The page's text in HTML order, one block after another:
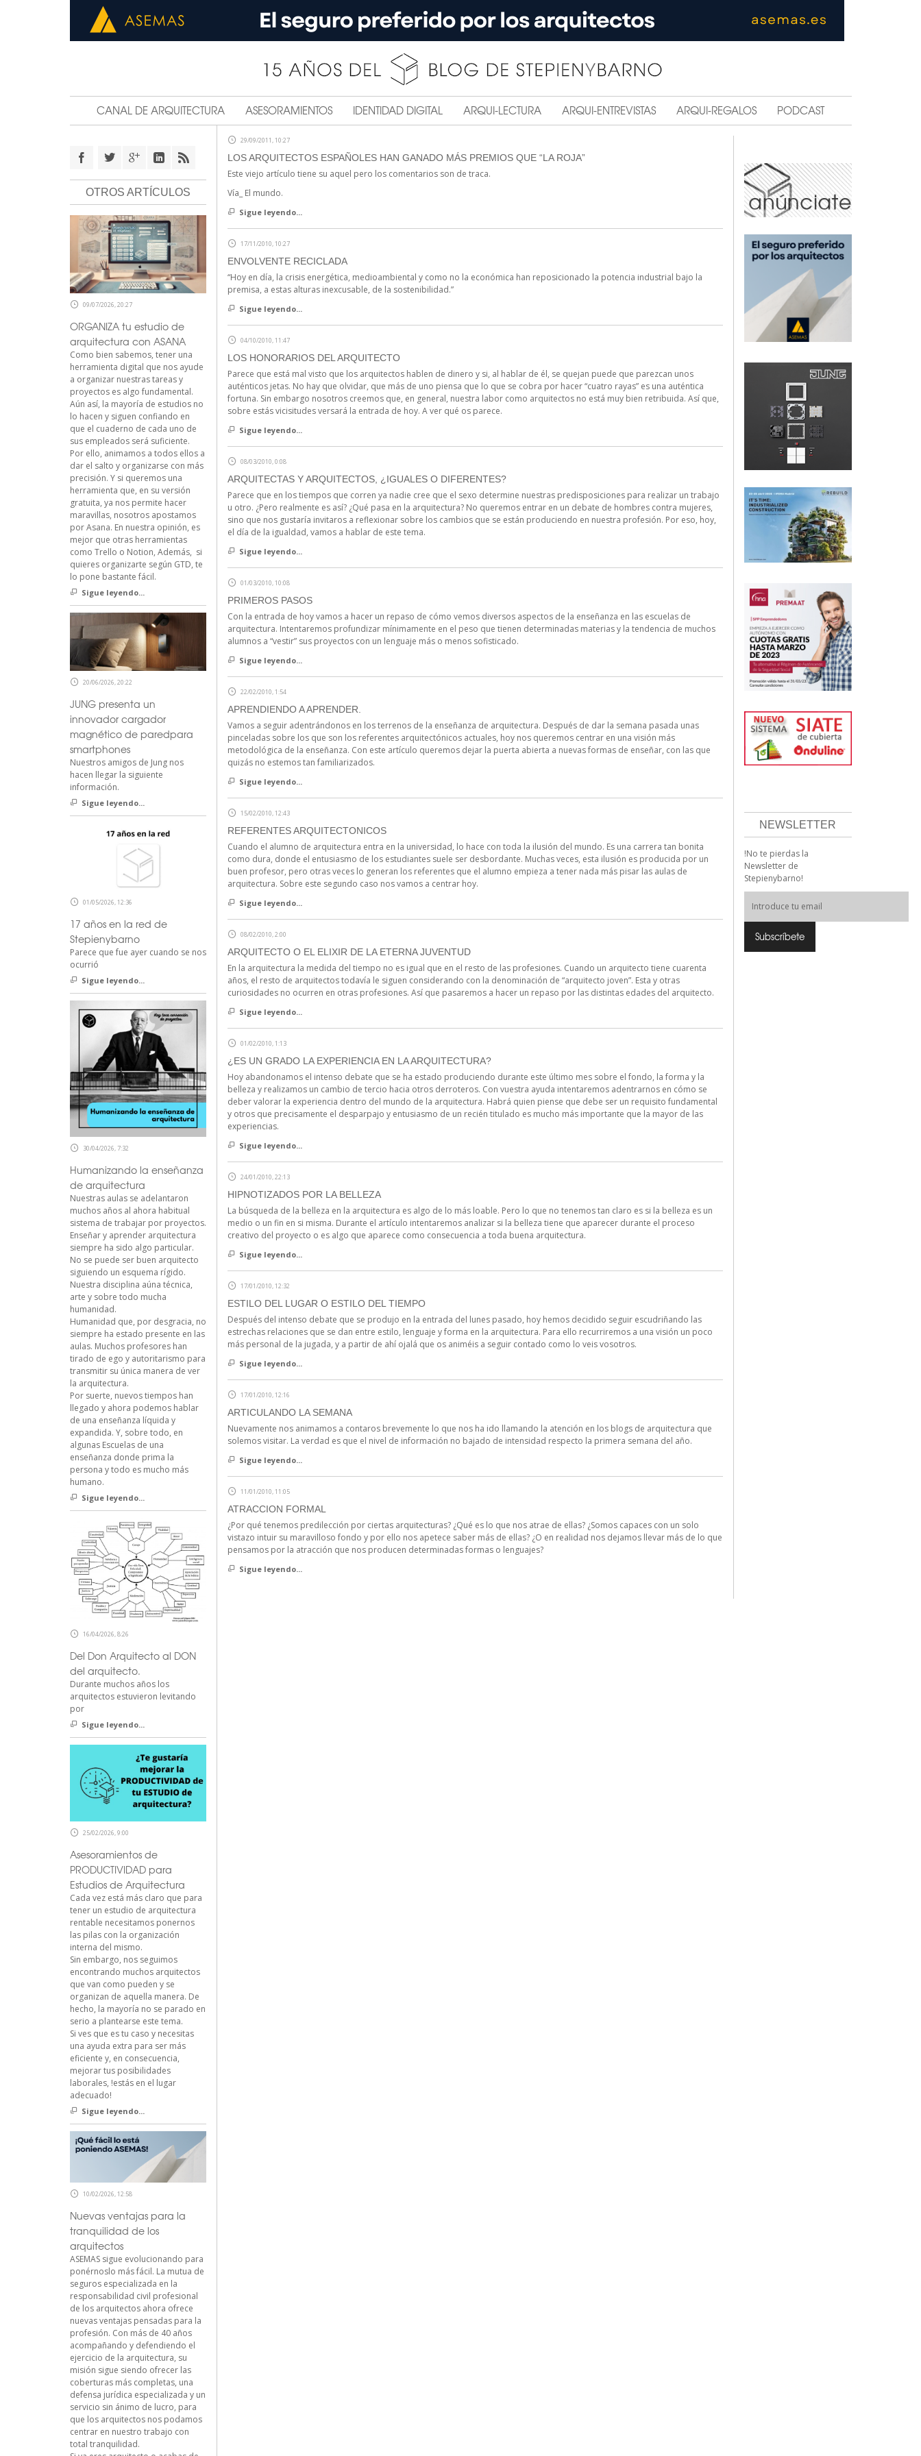
CANAL DE ARQUITECTURA ASESORAMIENTOS IDENTIDAD DIGITAL ARQUI-LECTURA ARQUI-ENTREVISTAS ARQUI-REGALOS PODCAST
29/09/2011, 10:27
LOS ARQUITECTOS ESPAÑOLES HAN GANADO MÁS PREMIOS QUE “LA ROJA”
Este viejo artículo tiene su aquel pero los comentarios son de traca.
Vía_ El mundo.
Sigue leyendo...
17/11/2010, 10:27
ENVOLVENTE RECICLADA
“Hoy en día, la crisis energética, medioambiental y como no la económica han reposicionado la potencia industrial bajo la
premisa, a estas alturas inexcusable, de la sostenibilidad.”
Sigue leyendo...
04/10/2010, 11:47
LOS HONORARIOS DEL ARQUITECTO
Parece que está mal visto que los arquitectos hablen de dinero y si, al hablar de él, se quejan puede que parezcan unos
auténticos jetas. No hay que olvidar, que más de uno piensa que lo que se cobra por hacer “cuatro rayas” es una auténtica
fortuna. Sin embargo nosotros creemos que, en general, nuestra labor como arquitectos no está muy bien retribuida. Así que,
sobre estás vicisitudes versará la entrada de hoy. A ver qué os parece.
Sigue leyendo...
08/03/2010, 0:08
ARQUITECTAS Y ARQUITECTOS, ¿IGUALES O DIFERENTES?
Parece que en los tiempos que corren ya nadie cree que el sexo determine nuestras predisposiciones para realizar un trabajo
u otro. ¿Pero realmente es así? ¿Qué pasa en la arquitectura? No queremos entrar en un debate de hombres contra mujeres,
sino que nos gustaría invitaros a reflexionar sobre los cambios que se están produciendo en nuestra profesión. Por eso, hoy,
el día de la igualdad, vamos a hablar de este tema.
Sigue leyendo...
01/03/2010, 10:08
PRIMEROS PASOS
Con la entrada de hoy vamos a hacer un repaso de cómo vemos diversos aspectos de la enseñanza en las escuelas de
arquitectura. Intentaremos profundizar mínimamente en el peso que tienen determinadas materias y la tendencia de muchos
alumnos a “vestir” sus proyectos con un lenguaje más o menos sofisticado.
Sigue leyendo...
22/02/2010, 1:54
APRENDIENDO A APRENDER.
Vamos a seguir adentrándonos en los terrenos de la enseñanza de arquitectura. Después de dar la semana pasada unas
pinceladas sobre los que son los referentes arquitectónicos actuales, hoy nos queremos centrar en una visión más
metodológica de la enseñanza. Con este artículo queremos dejar la puerta abierta a nuevas formas de enseñar, con las que
quizás no estemos tan familiarizados.
Sigue leyendo...
15/02/2010, 12:43
REFERENTES ARQUITECTONICOS
Cuando el alumno de arquitectura entra en la universidad, lo hace con toda la ilusión del mundo. Es una carrera tan bonita
como dura, donde el entusiasmo de los estudiantes suele ser desbordante. Muchas veces, esta ilusión es producida por un
buen profesor, pero otras veces lo generan los referentes que el alumno empieza a tener nada más pisar las aulas de
arquitectura. Sobre este segundo caso nos vamos a centrar hoy.
Sigue leyendo...
08/02/2010, 2:00
ARQUITECTO O EL ELIXIR DE LA ETERNA JUVENTUD
En la arquitectura la medida del tiempo no es igual que en el resto de las profesiones. Cuando un arquitecto tiene cuarenta
años, el resto de arquitectos todavía le siguen considerando con la denominación de “arquitecto joven”. Esta y otras
curiosidades no ocurren en otras profesiones. Así que pasaremos a hacer un repaso por las distintas edades del arquitecto.
Sigue leyendo...
01/02/2010, 1:13
¿ES UN GRADO LA EXPERIENCIA EN LA ARQUITECTURA?
Hoy abandonamos el intenso debate que se ha estado produciendo durante este último mes sobre el fondo, la forma y la
belleza y realizamos un cambio de tercio hacia otros derroteros. Con vuestra ayuda intentaremos adentrarnos en cómo se
deber valorar la experiencia dentro del mundo de la arquitectura. Habrá quien piense que debe ser un requisito fundamental
y otros que precisamente el desparpajo y entusiasmo de un recién titulado es mucho más importante que la mayor de las
experiencias.
Sigue leyendo...
24/01/2010, 22:13
HIPNOTIZADOS POR LA BELLEZA
La búsqueda de la belleza en la arquitectura es algo de lo más loable. Pero lo que no tenemos tan claro es si la belleza es un
medio o un fin en si misma. Durante el artículo intentaremos analizar si la belleza tiene que aparecer durante el proceso
creativo del proyecto o es algo que aparece como consecuencia a toda buena arquitectura.
Sigue leyendo...
17/01/2010, 12:32
ESTILO DEL LUGAR O ESTILO DEL TIEMPO
Después del intenso debate que se produjo en la entrada del lunes pasado, hoy hemos decidido seguir escudriñando las
estrechas relaciones que se dan entre estilo, lenguaje y forma en la arquitectura. Para ello recurriremos a una visión un poco
más personal de la jugada, y a partir de ahí ojalá que os animéis a seguir contado como lo veis vosotros.
Sigue leyendo...
17/01/2010, 12:16
ARTICULANDO LA SEMANA
Nuevamente nos animamos a contaros brevemente lo que nos ha ido llamando la atención en los blogs de arquitectura que
solemos visitar. La verdad es que el nivel de información no bajado de intensidad respecto la primera semana del año.
Sigue leyendo...
11/01/2010, 11:05
ATRACCION FORMAL
¿Por qué tenemos predilección por ciertas arquitecturas? ¿Qué es lo que nos atrae de ellas? ¿Somos capaces con un solo
vistazo intuir su maravilloso fondo y por ello nos apetece saber más de ellas? ¿O en realidad nos dejamos llevar más de lo que
pensamos por la atracción que nos producen determinadas formas o lenguajes?
Sigue leyendo...
NEWSLETTER
!No te pierdas la
Newsletter de
Stepienybarno!
OTROS ARTÍCULOS
09/07/2026, 20:27
ORGANIZA tu estudio de
arquitectura con ASANA
Como bien sabemos, tener una
herramienta digital que nos ayude
a organizar nuestras tareas y
proyectos es algo fundamental.
Aún así, la mayoría de estudios no
lo hacen y siguen confiando en
que el cuaderno de cada uno de
sus empleados será suficiente.
Por ello, animamos a todos ellos a
dar el salto y organizarse con más
precisión. Y si queremos una
herramienta que, en su versión
gratuita, ya nos permite hacer
maravillas, nosotros apostamos
por Asana. En nuestra opinión, es
mejor que otras herramientas
como Trello o Notion, Además, si
quieres organizarte según GTD, te
lo pone bastante fácil.
Sigue leyendo...
20/06/2026, 20:22
JUNG presenta un
innovador cargador
magnético de paredpara
smartphones
Nuestros amigos de Jung nos
hacen llegar la siguiente
información.
Sigue leyendo...
01/05/2026, 12:36
17 años en la red de
Stepienybarno
Parece que fue ayer cuando se nos
ocurrió
Sigue leyendo...
30/04/2026, 7:32
Humanizando la enseñanza
de arquitectura
Nuestras aulas se adelantaron
muchos años al ahora habitual
sistema de trabajar por proyectos.
Enseñar y aprender arquitectura
siempre ha sido algo particular.
No se puede ser buen arquitecto
siguiendo un esquema rígido.
Nuestra disciplina aúna técnica,
arte y sobre todo mucha
humanidad.
Humanidad que, por desgracia, no
siempre ha estado presente en las
aulas. Muchos profesores han
tirado de ego y autoritarismo para
transmitir su única manera de ver
la arquitectura.
Por suerte, nuevos tiempos han
llegado y ahora podemos hablar
de una enseñanza líquida y
expandida. Y, sobre todo, en
algunas Escuelas de una
enseñanza donde prima la
persona y todo es mucho más
humano.
Sigue leyendo...
16/04/2026, 8:26
Del Don Arquitecto al DON
del arquitecto.
Durante muchos años los
arquitectos estuvieron levitando
por
Sigue leyendo...
25/02/2026, 9:00
Asesoramientos de
PRODUCTIVIDAD para
Estudios de Arquitectura
Cada vez está más claro que para
tener un estudio de arquitectura
rentable necesitamos ponernos
las pilas con la organización
interna del mismo.
Sin embargo, nos seguimos
encontrando muchos arquitectos
que van como pueden y se
organizan de aquella manera. De
hecho, la mayoría no se parado en
serio a plantearse este tema.
Si ves que es tu caso y necesitas
una ayuda extra para ser más
eficiente y, en consecuencia,
mejorar tus posibilidades
laborales, !estás en el lugar
adecuado!
Sigue leyendo...
10/02/2026, 12:58
Nuevas ventajas para la
tranquilidad de los
arquitectos
ASEMAS sigue evolucionando para
ponérnoslo más fácil. La mutua de
seguros especializada en la
responsabilidad civil profesional
de los arquitectos ahora ofrece
nuevas ventajas pensadas para la
profesión. Con más de 40 años
acompañando y defendiendo el
ejercicio de la arquitectura, su
misión sigue siendo ofrecer las
coberturas más completas, una
defensa jurídica especializada y un
servicio sin ánimo de lucro, para
que los arquitectos nos podamos
centrar en nuestro trabajo con
total tranquilidad.